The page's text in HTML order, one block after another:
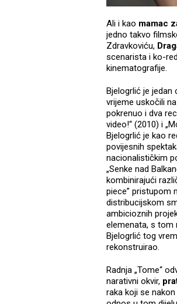
Ali i kao mamac
jedno takvo
Zdravkoviću,
scenarista i ko-
kinematografije.
Bjelogrlić je
vrijeme uskočili
pokrenuo i dva
video!“ (2010) i
Bjelogrlić je kao
povijesnih
nacionalističkim
„Senke nad
kombinirajući
piece” pristupom
distribucijskom
ambicioznih
elemenata, s tom
Bjelogrlić tog
rekonstruirao.
Radnja „Tome“
narativni okvir,
raka koji se